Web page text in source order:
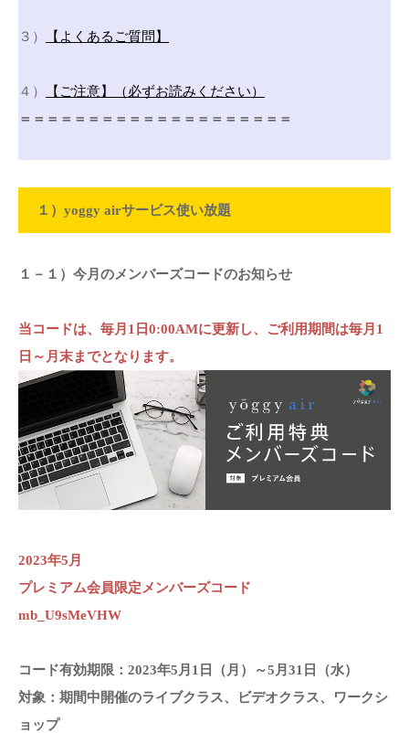
３） 【よくあるご質問】
４）
【ご注意】（必ずお読みください）
＝＝＝＝＝＝＝＝＝＝＝＝＝＝＝＝＝＝＝＝
１）yoggy airサービス使い放題
１－１）今月のメンバーズコードのお知らせ
当コードは、毎月1日0:00AMに更新し、ご利用期間は毎月1
日～月末までとなります。
2023年5月
プレミアム会員限定メンバーズコード
mb_ U9sMeVHW
コード有効期限：2023年5月1日（月）～5月31日（水）
対象：期間中開催のライブクラス、ビデオクラス、ワークシ
ョップ